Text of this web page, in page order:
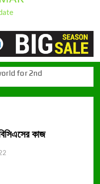
for 2nd
না, আইনের খসড়া অনুমোদন
in Bangladesh
(List of 2023)
কাজ